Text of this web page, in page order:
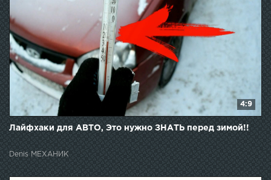
4:9
Лайфхаки для АВТО, Это нужно ЗНАТЬ перед зимой!!
Denis МЕХАНИК